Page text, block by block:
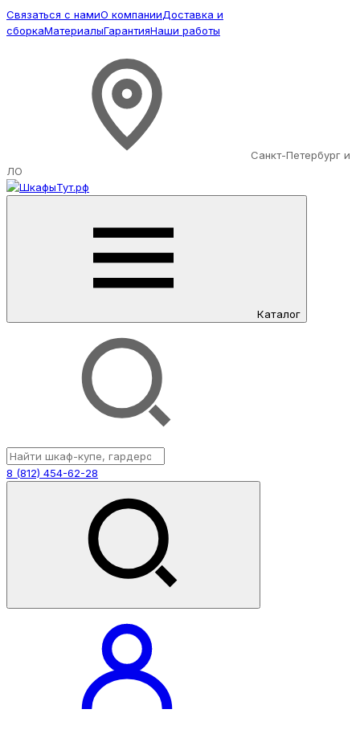
Связаться с намиО компанииДоставка и
сборкаМатериалыГарантияНаши работы
Санкт-Петербург и
ЛО
Каталог
8 (812) 454-62-28